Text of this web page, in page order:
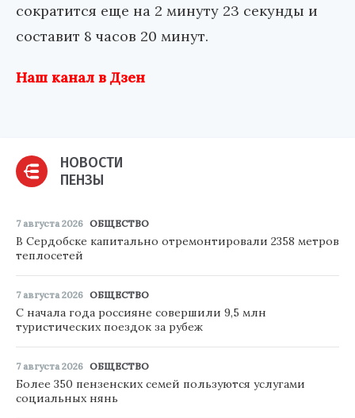
сократится еще на 2 минуту 23 секунды и
составит 8 часов 20 минут.
Наш канал в Дзен
НОВОСТИ
ПЕНЗЫ
7 августа 2026 ОБЩЕСТВО
В Сердобске капитально отремонтировали 2358 метров
теплосетей
7 августа 2026 ОБЩЕСТВО
С начала года россияне совершили 9,5 млн
туристических поездок за рубеж
7 августа 2026 ОБЩЕСТВО
Более 350 пензенских семей пользуются услугами
социальных нянь